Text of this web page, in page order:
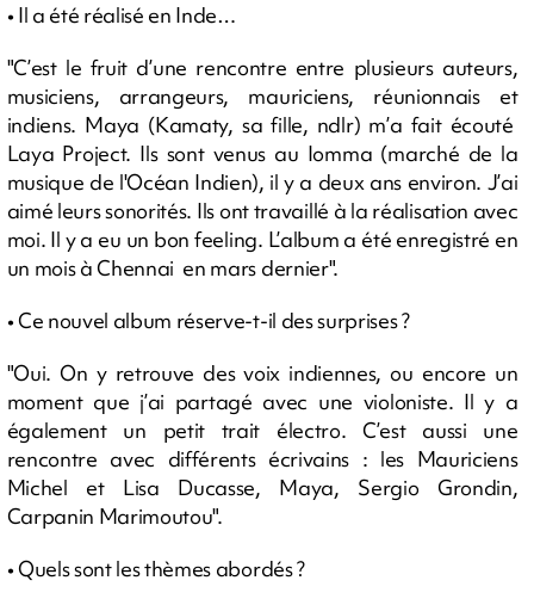
• Il a été réalisé en Inde…
"C’est le fruit d’une rencontre entre plusieurs auteurs,
musiciens, arrangeurs, mauriciens, réunionnais et
indiens. Maya (Kamaty, sa fille, ndlr) m’a fait écouté
Laya Project. Ils sont venus au Iomma (marché de la
musique de l'Océan Indien), il y a deux ans environ. J’ai
aimé leurs sonorités. Ils ont travaillé à la réalisation avec
moi. Il y a eu un bon feeling. L’album a été enregistré en
un mois à Chennai en mars dernier".
• Ce nouvel album réserve-t-il des surprises ?
"Oui. On y retrouve des voix indiennes, ou encore un
moment que j’ai partagé avec une violoniste. Il y a
également un petit trait électro. C’est aussi une
rencontre avec différents écrivains : les Mauriciens
Michel et Lisa Ducasse, Maya, Sergio Grondin,
Carpanin Marimoutou".
• Quels sont les thèmes abordés ?